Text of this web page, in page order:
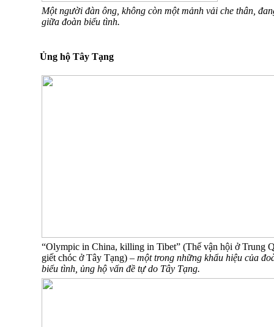
Một người đàn ông, không còn một mảnh vải che thân,
giữa đoàn biểu tình.
Ủng hộ Tây Tạng
“Olympic in China, killing in Tibet” (Thế vận hội ở Trung
giết chóc ở Tây Tạng) – một trong những khẩu hiệu của
biểu tình, ủng hộ vấn đề tự do Tây Tạng.